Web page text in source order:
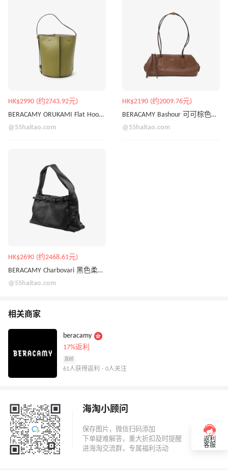
HK$2990 (约2743.92元)
BERACAMY ORUKAMI Flat Hook 多用途水桶包
@55haitao.com
HK$2190 (约2009.76元)
BERACAMY Bashour 可可棕色单肩包
@55haitao.com
HK$2690 (约2468.61元)
BERACAMY Charbovari 黑色柔软流浪包
@55haitao.com
相关商家
beracamy
17%返利
直邮
61人获得返利 · 0人关注
海淘小顾问
返利
客服